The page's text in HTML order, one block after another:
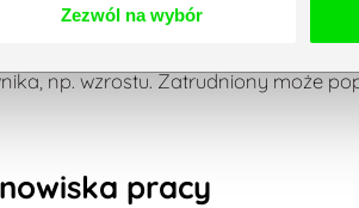
Zezwól na wybór
znajdowały się w zasięgu
pracownika stanowisko
np. wzrostu. Zatrudniony może
pracy